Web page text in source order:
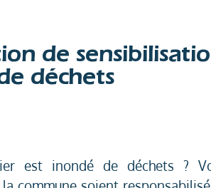
de
déchets
est inondé de déchets ?